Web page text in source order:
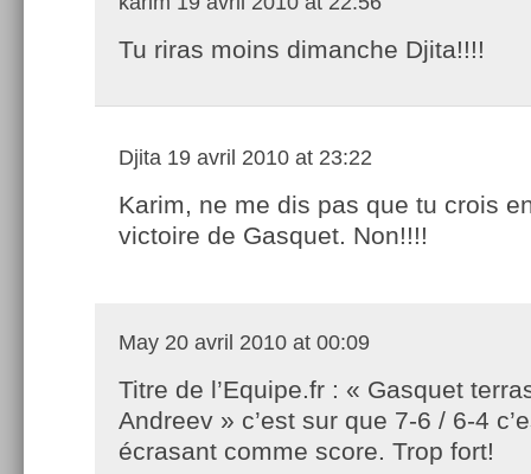
Tu riras moins dimanche Djita!!!!
Djita 19 avril 2010 at 23:22
Karim, ne me dis pas que tu crois
victoire de Gasquet. Non!!!!
May 20 avril 2010 at 00:09
Titre de l’Equipe.fr : « Gasquet
Andreev » c’est sur que 7-6 / 6-4
écrasant comme score. Trop fort!